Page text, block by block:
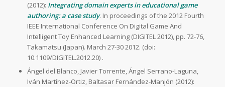
(2012): Integrating domain experts in educational game
authoring: a case study. In proceedings of the 2012 Fourth
IEEE International Conference On Digital Game And
Intelligent Toy Enhanced Learning (DIGITEL 2012), pp. 72-76,
Takamatsu (Japan). March 27-30 2012. (doi:
10.1109/DIGITEL.2012.20) .
Ángel del Blanco, Javier Torrente, Ángel Serrano-Laguna,
Iván Martínez-Ortiz, Baltasar Fernández-Manjón (2012):